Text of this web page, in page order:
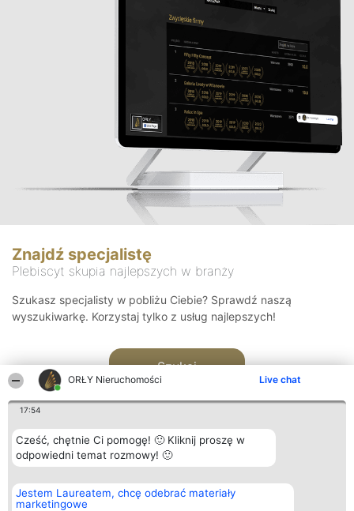
ORŁY Nieruchomości Live chat
17:54
Cześć, chętnie Ci pomogę! 🙂 Kliknij proszę w
odpowiedni temat rozmowy! 🙂
Jestem Laureatem, chcę odebrać materiały
marketingowe
Znajdź specjalistę
Plebiscyt skupia najlepszych w branży
Szukasz specjalisty w pobliżu Ciebie? Sprawdź naszą
wyszukiwarkę. Korzystaj tylko z usług najlepszych!
Szukaj
Organizator plebiscytu
Bright Side Solutions sp. z o.
o. sp. k.
Plebiscyt
Laureaci
Kontakt
Kontakt